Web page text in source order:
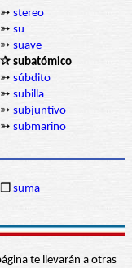
➳ stereo
➳ su
➳ suave
✰ subatómico
➳ súbdito
➳ subilla
➳ subjuntivo
➳ submarino
❒ suma
te llevarán a otras